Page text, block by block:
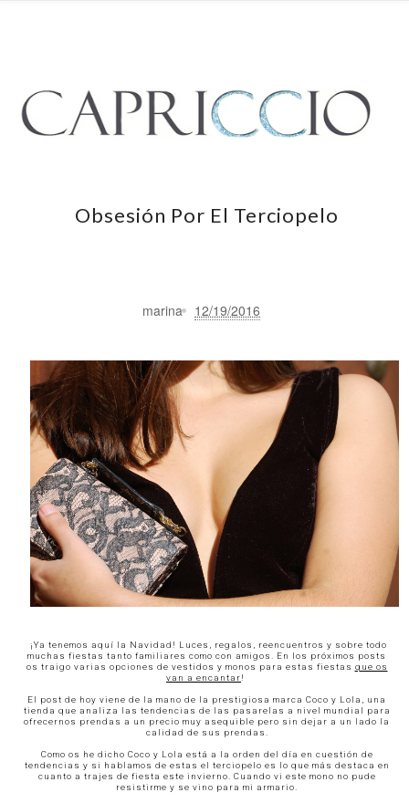
Obsesión Por El Terciopelo
marina 12/19/2016
¡Ya tenemos aquí la Navidad! Luces, regalos, reencuentros y sobre todo
muchas fiestas tanto familiares como con amigos. En los próximos posts
os traigo varias opciones de vestidos y monos para estas fiestas que os
van a encantar!
El post de hoy viene de la mano de la prestigiosa marca Coco y Lola , una
tienda que analiza las tendencias de las pasarelas a nivel mundial para
ofrecernos prendas a un precio muy asequible pero sin dejar a un lado la
calidad de sus prendas.
Como os he dicho Coco y Lola está a la orden del día en cuestión de
tendencias y si hablamos de estas el terciopelo es lo que más destaca en
cuanto a trajes de fiesta este invierno. Cuando vi este mono no pude
resistirme y se vino para mi armario.